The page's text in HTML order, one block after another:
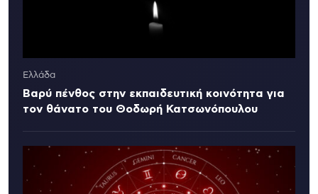
Ελλάδα
Βαρύ πένθος στην εκπαιδευτική κοινότητα για
τον θάνατο του Θοδωρή Κατσωνόπουλου